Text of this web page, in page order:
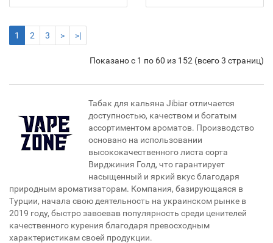
1 2 3 > >|
Показано с 1 по 60 из 152 (всего 3 страниц)
Табак для кальяна Jibiar отличается
доступностью, качеством и богатым
ассортиментом ароматов. Производство
основано на использовании
высококачественного листа сорта
Вирджиния Голд, что гарантирует
насыщенный и яркий вкус благодаря
природным ароматизаторам. Компания, базирующаяся в
Турции, начала свою деятельность на украинском рынке в
2019 году, быстро завоевав популярность среди ценителей
качественного курения благодаря превосходным
характеристикам своей продукции.